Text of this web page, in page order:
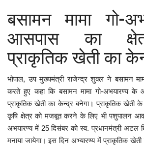
बिजनेस
राशिफल
संपर्क
बसामन मामा गो-
आसपास का
प्राकृतिक खेती का
भोपाल, उप मुख्यमंत्री राजेन्द्र शुक्ल ने बसामन
करते हुए कहा कि बसामन मामा गो-अभयारण्य के
प्राकृतिक खेती का केन्द्र बनेगा। प्राकृतिक खेती
कृषि क्षेत्र को मजबूत करने के लिए भी पशुपालन
अभयारण्य में 25 दिसंबर को स्व. प्रधानमंत्री अटल
मनाया जायेगा। इस दिन अभ्यारण्य में प्राकृतिक